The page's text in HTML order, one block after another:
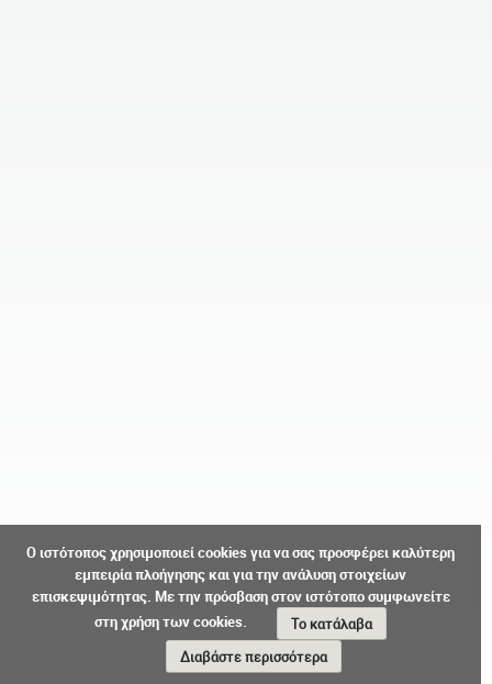
Ο ιστότοπος χρησιμοποιεί cookies για να σας προσφέρει καλύτερη
εμπειρία πλοήγησης και για την ανάλυση στοιχείων
επισκεψιμότητας. Με την πρόσβαση στον ιστότοπο συμφωνείτε
στη χρήση των cookies.
Το κατάλαβα
Διαβάστε περισσότερα